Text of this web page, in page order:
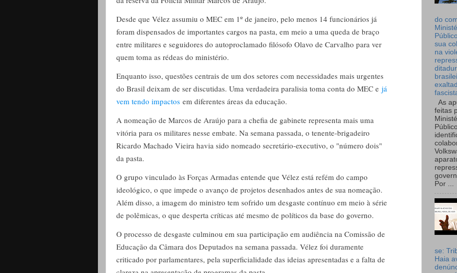
Desde que Vélez assumiu o MEC em 1º de janeiro, pelo menos 14 funcionários já
foram dispensados de importantes cargos na pasta, em meio a uma queda de braço
entre militares e seguidores do autoproclamado filósofo Olavo de Carvalho para ver
quem toma as rédeas do ministério.
Enquanto isso, questões centrais de um dos setores com necessidades mais urgentes
do Brasil deixam de ser discutidas. Uma verdadeira paralisia toma conta do MEC e já
vem tendo impactos em diferentes áreas da educação.
A nomeação de Marcos de Araújo para a chefia de gabinete representa mais uma
vitória para os militares nesse embate. Na semana passada, o tenente-brigadeiro
Ricardo Machado Vieira havia sido nomeado secretário-executivo, o "número dois"
da pasta.
O grupo vinculado às Forças Armadas entende que Vélez está refém do campo
ideológico, o que impede o avanço de projetos desenhados antes de sua nomeação.
Além disso, a imagem do ministro tem sofrido um desgaste contínuo em meio à série
de polêmicas, o que desperta críticas até mesmo de políticos da base do governo.
O processo de desgaste culminou em sua participação em audiência na Comissão de
Educação da Câmara dos Deputados na semana passada. Vélez foi duramente
criticado por parlamentares, pela superficialidade das ideias apresentadas e a falta de
do
sua
na
As
feitas
Por ...
se:
Haia